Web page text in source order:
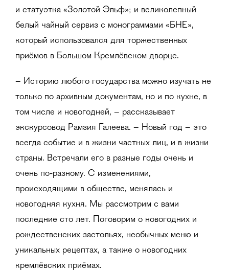
и статуэтка «Золотой Эльф»; и великолепный
белый чайный сервиз с монограммами «БНЕ»,
который использовался для торжественных
приёмов в Большом Кремлёвском дворце.
– Историю любого государства можно изучать не
только по архивным документам, но и по кухне, в
том числе и новогодней, – рассказывает
экскурсовод Рамзия Галеева. – Новый год – это
всегда событие и в жизни частных лиц, и в жизни
страны. Встречали его в разные годы очень и
очень по-разному. С изменениями,
происходящими в обществе, менялась и
новогодняя кухня. Мы рассмотрим с вами
последние сто лет. Поговорим о новогодних и
рождественских застольях, необычных меню и
уникальных рецептах, а также о новогодних
кремлёвских приёмах.